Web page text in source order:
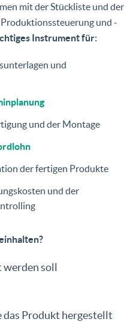
mit der Stückliste und der
und -
Instrument für:
und
und der Montage
der fertigen Produkte
und der
werden soll
Produkt hergestellt